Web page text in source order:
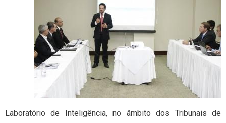
Laboratório de Inteligência, no âmbito dos Tribunais de